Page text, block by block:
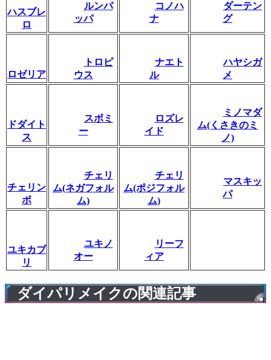
ハスブレ
ロ
ルンパ
ッパ
コノハ
ナ
ダーテン
グ
ロゼリア
トロピ
ウス
ナエト
ル
ハヤシガ
メ
ドダイト
ス
スボミ
ー
ロズレ
イド
ミノマダ
ム(くさきのミ
ノ)
チェリン
ボ
チェリ
ム(ネガフォル
ム)
チェリ
ム(ポジフォル
ム)
マスキッ
パ
ユキカブ
リ
ユキノ
オー
リーフ
ィア
ダイパリメイクの関連記事